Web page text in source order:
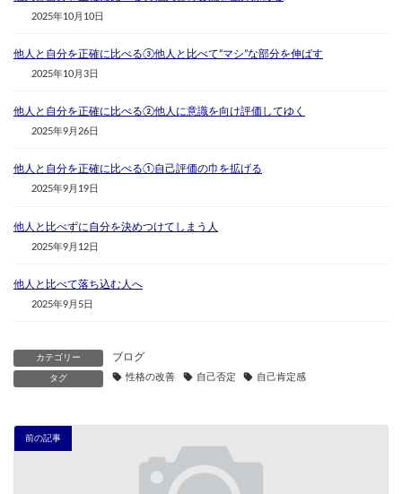
2025年10月10日
他人と自分を正確に比べる③他人と比べて”マシ”な部分を伸ばす
2025年10月3日
他人と自分を正確に比べる②他人に意識を向け評価してゆく
2025年9月26日
他人と自分を正確に比べる①自己評価の巾を拡げる
2025年9月19日
他人と比べずに自分を決めつけてしまう人
2025年9月12日
他人と比べて落ち込む人へ
2025年9月5日
カテゴリー ブログ
タグ 性格の改善 自己否定 自己肯定感
前の記事